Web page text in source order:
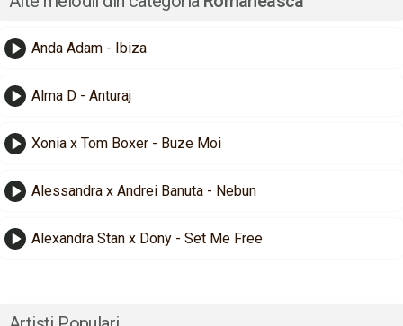
Anda Adam - Ibiza
Alma D - Anturaj
Xonia x Tom Boxer - Buze Moi
Alessandra x Andrei Banuta - Nebun
Alexandra Stan x Dony - Set Me Free